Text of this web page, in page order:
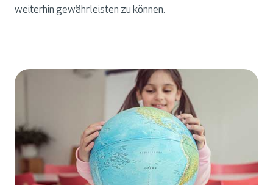
weiterhin gewährleisten zu können.